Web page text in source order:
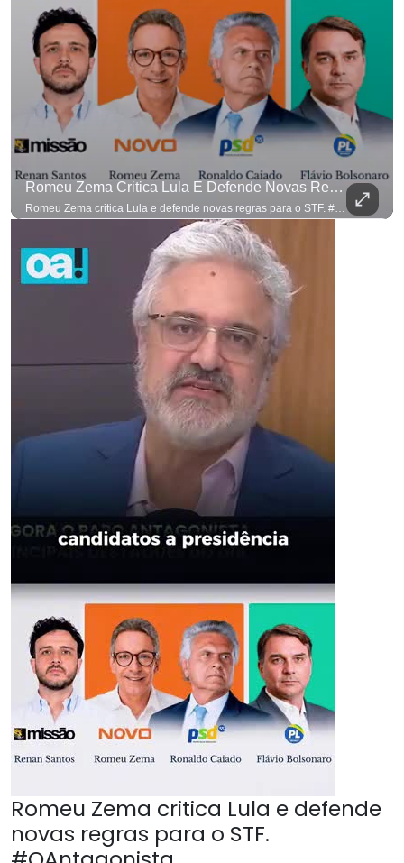
Romeu Zema Critica Lula E Defende Novas Regras Para O STF. #OAntagonista
para não perder
Romeu Zema critica Lula e defende
novas regras para o STF.